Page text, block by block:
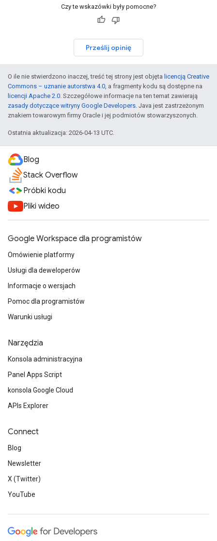
Czy te wskazówki były pomocne?
Prześlij opinię
O ile nie stwierdzono inaczej, treść tej strony jest objęta licencją Creative
Commons – uznanie autorstwa 4.0, a fragmenty kodu są dostępne na
licencji Apache 2.0. Szczegółowe informacje na ten temat zawierają
zasady dotyczące witryny Google Developers. Java jest zastrzeżonym
znakiem towarowym firmy Oracle i jej podmiotów stowarzyszonych.
Ostatnia aktualizacja: 2026-04-13 UTC.
Blog
Stack Overflow
Próbki kodu
Pliki wideo
Google Workspace dla programistów
Omówienie platformy
Usługi dla deweloperów
Informacje o wersjach
Pomoc dla programistów
Warunki usługi
Narzędzia
Konsola administracyjna
Panel Apps Script
konsola Google Cloud
APIs Explorer
Connect
Blog
Newsletter
X (Twitter)
YouTube